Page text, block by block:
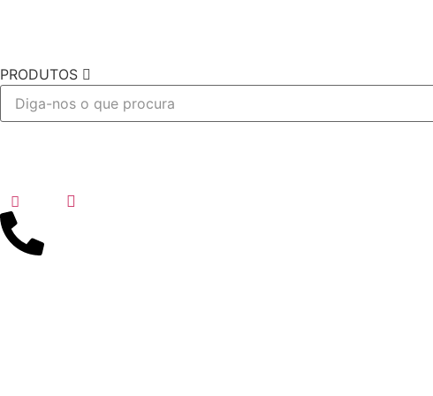
PRODUTOS